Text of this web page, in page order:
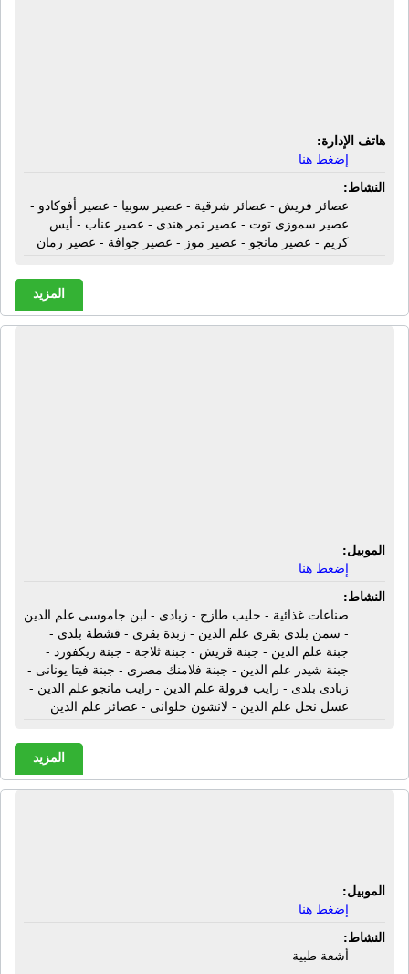
هاتف الإدارة:
إضغط هنا
النشاط:
عصائر فريش - عصائر شرقية - عصير سوبيا - عصير أفوكادو -
عصير سموزى توت - عصير تمر هندى - عصير عناب - أيس
كريم - عصير مانجو - عصير موز - عصير جوافة - عصير رمان
المزيد
الموبيل:
إضغط هنا
النشاط:
صناعات غذائية - حليب طازج - زبادى - لبن جاموسى علم الدين
- سمن بلدى بقرى علم الدين - زبدة بقرى - قشطة بلدى -
جبنة علم الدين - جبنة قريش - جبنة ثلاجة - جبنة ريكفورد -
جبنة شيدر علم الدين - جبنة فلامنك مصرى - جبنة فيتا يونانى -
زبادى بلدى - رايب فرولة علم الدين - رايب مانجو علم الدين -
عسل نحل علم الدين - لانشون حلوانى - عصائر علم الدين
المزيد
الموبيل:
إضغط هنا
النشاط:
أشعة طبية